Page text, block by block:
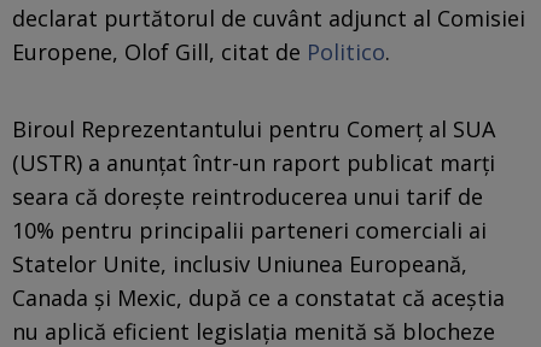
declarat purtătorul de cuvânt adjunct al Comisiei
Europene, Olof Gill, citat de Politico.
Biroul Reprezentantului pentru Comerț al SUA
(USTR) a anunțat într-un raport publicat marți
seara că dorește reintroducerea unui tarif de
10% pentru principalii parteneri comerciali ai
Statelor Unite, inclusiv Uniunea Europeană,
Canada și Mexic, după ce a constatat că aceștia
nu aplică eficient legislația menită să blocheze